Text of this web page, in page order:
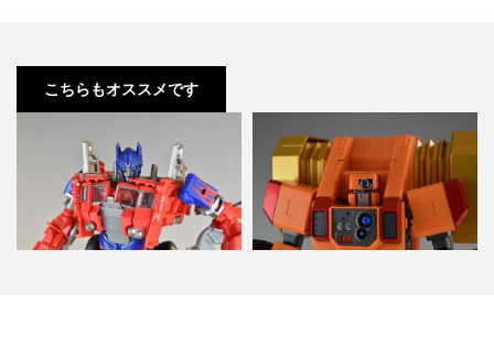
こちらもオススメです